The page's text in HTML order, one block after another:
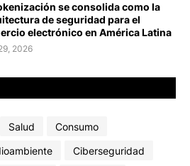
se consolida como la
de seguridad para el
electrónico en América Latina
2026
Salud
Consumo
Ciberseguridad